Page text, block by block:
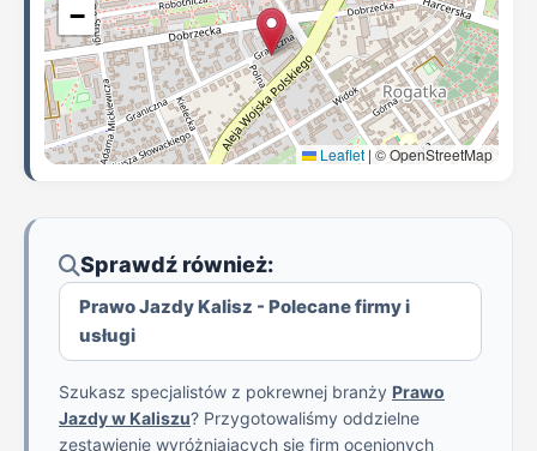
−
Leaflet | © OpenStreetMap
Sprawdź również:
Prawo Jazdy Kalisz - Polecane firmy i
usługi
Szukasz specjalistów z pokrewnej branży Prawo
Jazdy w Kaliszu? Przygotowaliśmy oddzielne
zestawienie wyróżniających się firm ocenionych